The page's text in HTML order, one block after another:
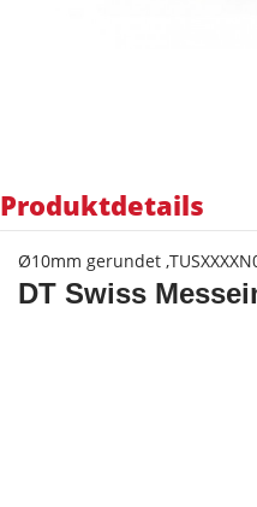
Produktdetails
Ø10mm gerundet
DT Swiss